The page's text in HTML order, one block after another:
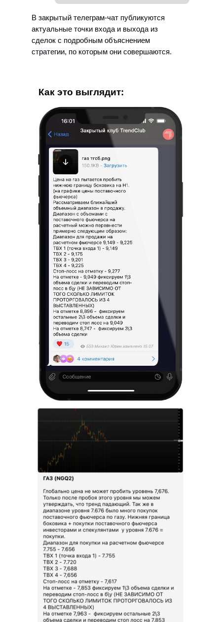
В закрытый телеграм-чат публикуются
актуальные точки входа и выхода из
сделок с подробным объяснением
стратегии, по которым они совершаются.
Как это выглядит: